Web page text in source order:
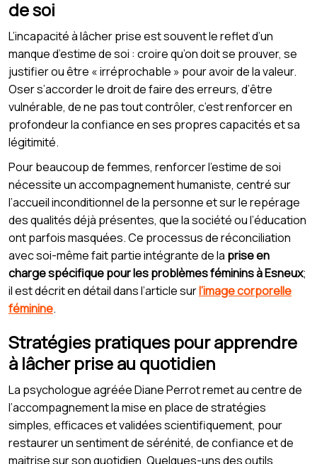
de soi
L’incapacité à lâcher prise est souvent le reflet d’un
manque d’estime de soi : croire qu’on doit se prouver, se
justifier ou être « irréprochable » pour avoir de la valeur.
Oser s’accorder le droit de faire des erreurs, d’être
vulnérable, de ne pas tout contrôler, c’est renforcer en
profondeur la confiance en ses propres capacités et sa
légitimité.
Pour beaucoup de femmes, renforcer l’estime de soi
nécessite un accompagnement humaniste, centré sur
l’accueil inconditionnel de la personne et sur le repérage
des qualités déjà présentes, que la société ou l’éducation
ont parfois masquées. Ce processus de réconciliation
avec soi-même fait partie intégrante de la prise en
charge spécifique pour les problèmes féminins à Esneux;
il est décrit en détail dans l’article surl’image corporelle
féminine.
Stratégies pratiques pour apprendre
à lâcher prise au quotidien
La psychologue agréée Diane Perrot remet au centre de
l’accompagnement la mise en place de stratégies
simples, efficaces et validées scientifiquement, pour
restaurer un sentiment de sérénité, de confiance et de
maitrise sur son quotidien. Quelques-uns des outils